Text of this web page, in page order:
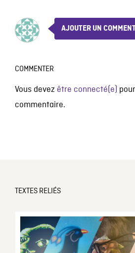
AJOUTER UN
COMMENTER
Vous devez être connecté(e)
commentaire.
TEXTES RELIÉS